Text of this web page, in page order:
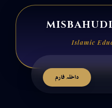
Islamic
داخلہ فارم